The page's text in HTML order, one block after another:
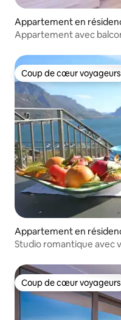
Appartement en
Appartement avec
Coup de cœur voyageurs
Coup de cœur voyageurs
Appartement en
Studio romantique avec
Coup de cœur voyageurs
Coup de cœur voyageurs